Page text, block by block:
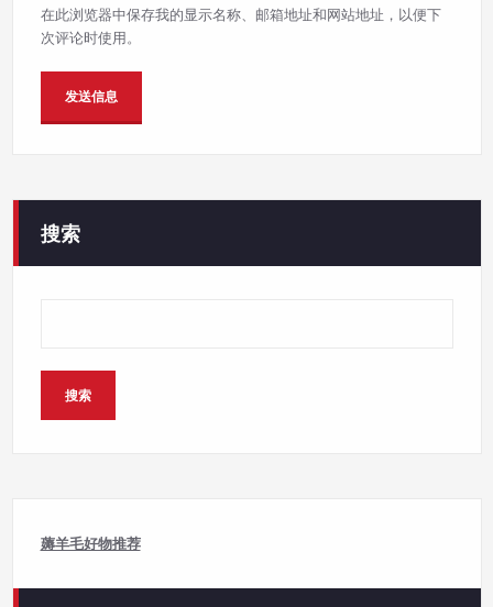
在此浏览器中保存我的显示名称、邮箱地址和网站地址，以便下
次评论时使用。
搜索
搜索
薅羊毛好物推荐